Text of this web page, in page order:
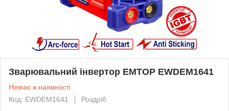
Зварювальний інвертор EMTOP EWDEM1641
Немає в наявності
Код: EWDEM1641
Роздріб